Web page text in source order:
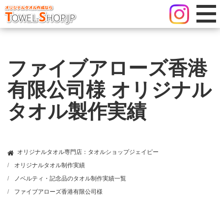
ファイブアローズ香港
有限公司様 オリジナル
タオル製作実績
オリジナルタオル専門店：タオルショップジェイピー
オリジナルタオル制作実績
ノベルティ・記念品のタオル制作実績一覧
ファイブアローズ香港有限公司様